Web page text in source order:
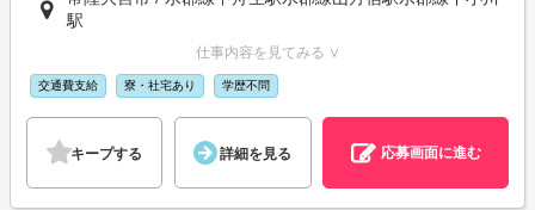
駅
仕事内容を見てみる ∨
交通費支給 寮・社宅あり 学歴不問
キープする 詳細を見る 応募画面に進む